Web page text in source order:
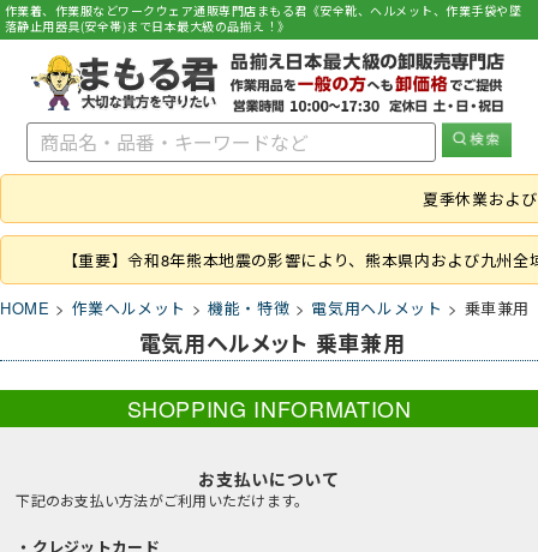
作業着、作業服などワークウェア通販専門店まもる君《安全靴、ヘルメット、作業手袋や墜
落静止用器具(安全帯)まで日本最大級の品揃え！》
夏季休業およ
【重要】令和8年熊本地震の影響により、熊本県内および九州
HOME 作業ヘルメット 機能・特徴 電気用ヘルメット 乗車兼用
電気用ヘルメット 乗車兼用
SHOPPING INFORMATION
お支払いについて
下記のお支払い方法がご利用いただけます。
・クレジットカード